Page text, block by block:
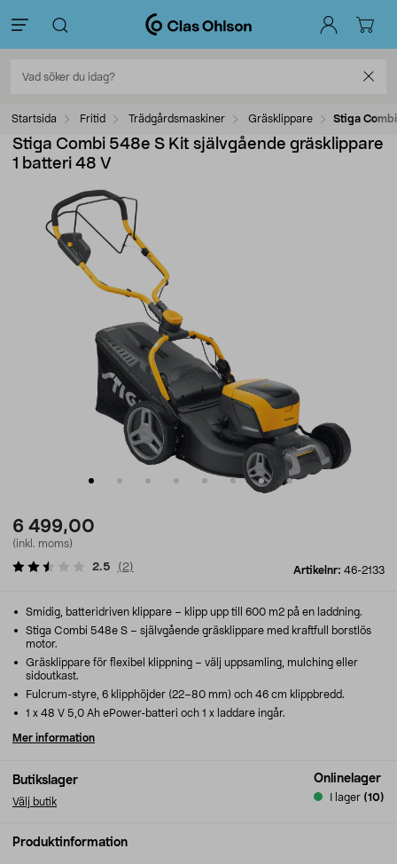
Startsida Fritid Trädgårdsmaskiner Gräsklippare Stiga
Stiga Combi 548e S Kit självgående gräsklippare
1 batteri 48 V
6 499,00
(inkl. moms)
Artikelnr: 46-2133
2.5 ( 2)
Butikslager
Välj butik
Onlinelager
I lager (10)
Smidig, batteridriven klippare – klipp upp till 600 m2 på en laddning.
Stiga Combi 548e S – självgående gräsklippare med kraftfull borstlös
motor.
Gräsklippare för flexibel klippning – välj uppsamling, mulching eller
sidoutkast.
Fulcrum-styre, 6 klipphöjder (22–80 mm) och 46 cm klippbredd.
1 x 48 V 5,0 Ah ePower-batteri och 1 x laddare ingår.
Mer information
Produktinformation